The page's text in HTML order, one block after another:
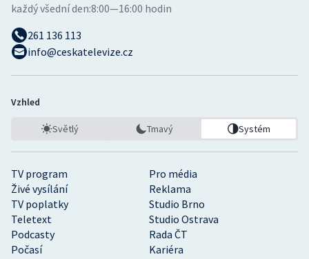
TV program
Pro média
Živé vysílání
Reklama
TV poplatky
Studio Brno
Teletext
Studio Ostrava
Podcasty
Rada ČT
Počasí
Kariéra
každý všední den:8:00—16:00 hodin
261 136 113
info@ceskatelevize.cz
Vzhled
Světlý Tmavý Systém